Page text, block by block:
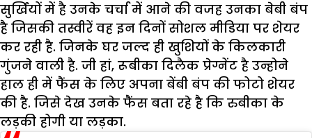
सुर्खियों में है उनके चर्चा में आने की वजह उनका बेबी बंप
है जिसकी तस्वीरें वह इन दिनों सोशल मीडिया पर शेयर
कर रही है. जिनके घर जल्द ही खुशियों के किलकारी
गुंजने वाली है. जी हां, रूबीका दिलैक प्रेग्नेंट है उन्होने
हाल ही में फैंस के लिए अपना बेंबी बंप की फोटो शेयर
की है. जिसे देख उनके फैंस बता रहे है कि रुबीका के
लड़की होगी या लड़का.